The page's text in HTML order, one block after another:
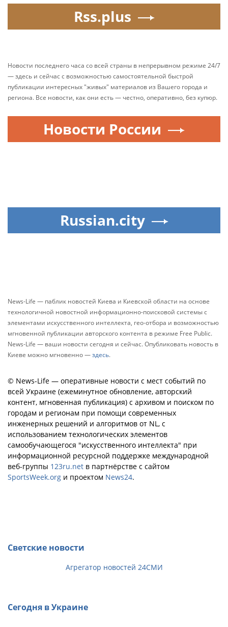
Rss.plus
Новости последнего часа со всей страны в непрерывном режиме 24/7
— здесь и сейчас с возможностью самостоятельной быстрой
публикации интересных "живых" материалов из Вашего города и
региона. Все новости, как они есть — честно, оперативно, без купюр.
Новости России
Russian.city
News-Life — паблик новостей Киева и Киевской области на основе
технологичной новостной информационно-поисковой системы с
элементами искусственного интеллекта, гео-отбора и возможностью
мгновенной публикации авторского контента в режиме Free Public.
News-Life — ваши новости сегодня и сейчас. Опубликовать новость в
Киеве можно мгновенно —здесь.
© News-Life — оперативные новости с мест событий по
всей Украине (ежеминутное обновление, авторский
контент, мгновенная публикация) с архивом и поиском по
городам и регионам при помощи современных
инженерных решений и алгоритмов от NL, с
использованием технологических элементов
самообучающегося "искусственного интеллекта" при
информационной ресурсной поддержке международной
веб-группы 123ru.net в партнёрстве с сайтом
SportsWeek.org и проектом News24.
Светские новости
Агрегатор новостей 24СМИ
Сегодня в Украине